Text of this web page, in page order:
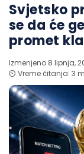
Svjetsko
se da će
promet
Izmenjeno 8 lipnja,
⏲️ Vreme čitanja: 3